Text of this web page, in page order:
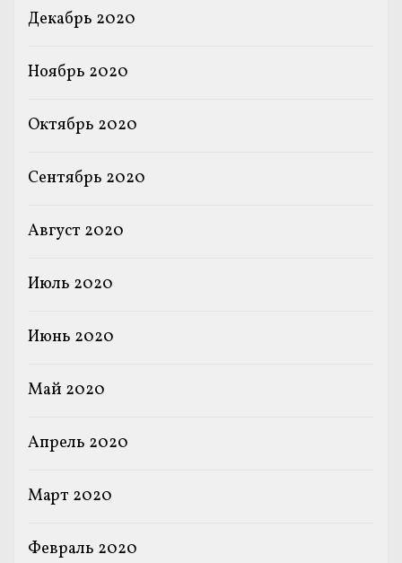
Декабрь 2020
Ноябрь 2020
Октябрь 2020
Сентябрь 2020
Август 2020
Июль 2020
Июнь 2020
Май 2020
Апрель 2020
Март 2020
Февраль 2020